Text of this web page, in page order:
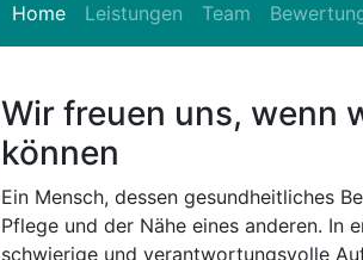
Home Leistungen Team
Wir freuen uns, wenn
können
Ein Mensch, dessen gesundheitliches
Pflege und der Nähe eines anderen. In
schwierige und verantwortungsvolle